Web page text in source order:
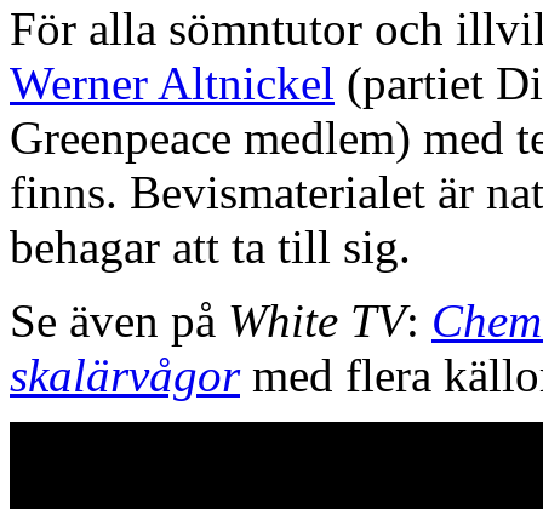
För alla sömntutor och
Werner Altnickel (partiet
Greenpeace medlem) med
finns. Bevismaterialet är
behagar att ta till sig.
Se även på White TV:
skalärvågormed flera